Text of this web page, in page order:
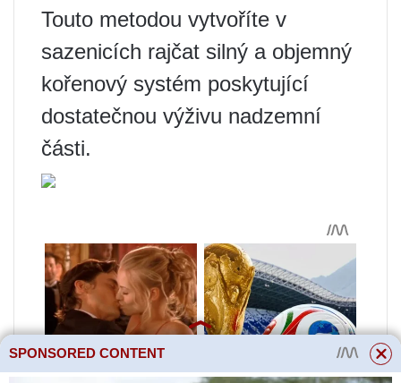
Touto metodou vytvoříte v
sazenicích rajčat silný a objemný
kořenový systém poskytující
dostatečnou výživu nadzemní
části.
SPONSORED CONTENT